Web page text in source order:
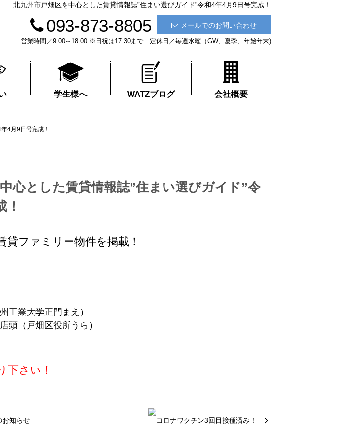
北九州市戸畑区を中心とした賃貸情報誌”住まい選びガイド”令和4年4月9日号完成！
メールでのお問い合わせ
093-873-8805
営業時間／9:00～18:00 ※日祝は17:30まで 定休日／毎週水曜（GW、夏季、年始年末)
学生様へ WATZブログ 会社概要
4月9日号完成！
心とした賃貸情報誌”住まい選びガイド”令
！
貸ファミリー物件を掲載！
工業大学正門まえ）
頭（戸畑区役所うら）
下さい！